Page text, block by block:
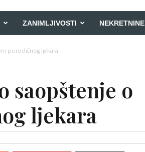
ZANIMLJIVOSTI NEKRETNINE
porodičnog ljekara
saopštenje o
ljekara